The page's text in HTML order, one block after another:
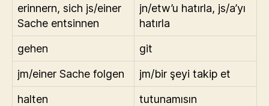
erinnern, sich js/einer
Sache entsinnen
jn/etw’u hatırla, js/a’yı
hatırla
gehen
git
jm/einer Sache folgen
jm/bir şeyi takip et
halten
tutunamısın